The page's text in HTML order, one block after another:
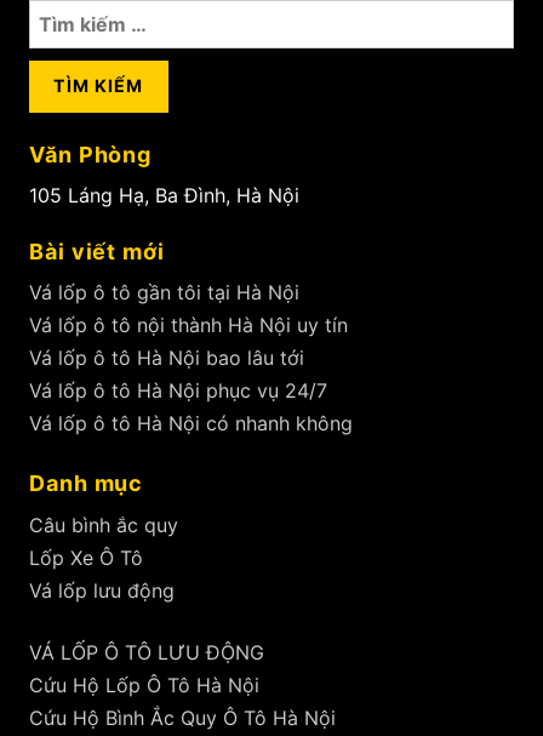
Tìm
kiếm
cho:
Văn Phòng
105 Láng Hạ, Ba Đình, Hà Nội
Bài viết mới
Vá lốp ô tô gần tôi tại Hà Nội
Vá lốp ô tô nội thành Hà Nội uy tín
Vá lốp ô tô Hà Nội bao lâu tới
Vá lốp ô tô Hà Nội phục vụ 24/7
Vá lốp ô tô Hà Nội có nhanh không
Danh mục
Câu bình ắc quy
Lốp Xe Ô Tô
Vá lốp lưu động
VÁ LỐP Ô TÔ LƯU ĐỘNG
Cứu Hộ Lốp Ô Tô Hà Nội
Cứu Hộ Bình Ắc Quy Ô Tô Hà Nội